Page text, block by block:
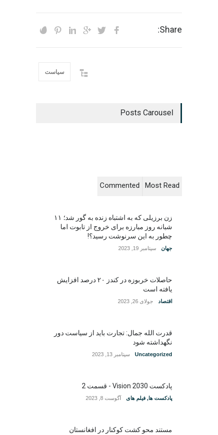
Share:
سیاست
Posts Carousel
Most Read
Commented
زن برزیلی که به اشتباه زنده به گور شد؛ ۱۱
شبانه روز مبارزه برای خروج از تابوت اما
چطور به این سرنوشت رسید؟!
جهان سپتامبر 19, 2023
حاصلات خربوزه در کندز ۲۰ درصد افزایش
یافته است
اقتصاد جولای 26, 2023
قدرت الله جمال: تجارت باید از سیاست دور
نگهداشته شود
Uncategorized سپتامبر 13, 2023
پادکست Vision 2030 - قسمت 2
پادکست ها, فیلم های آگوست 8, 2023
مستند محو کشت کوکنار در افغانستان